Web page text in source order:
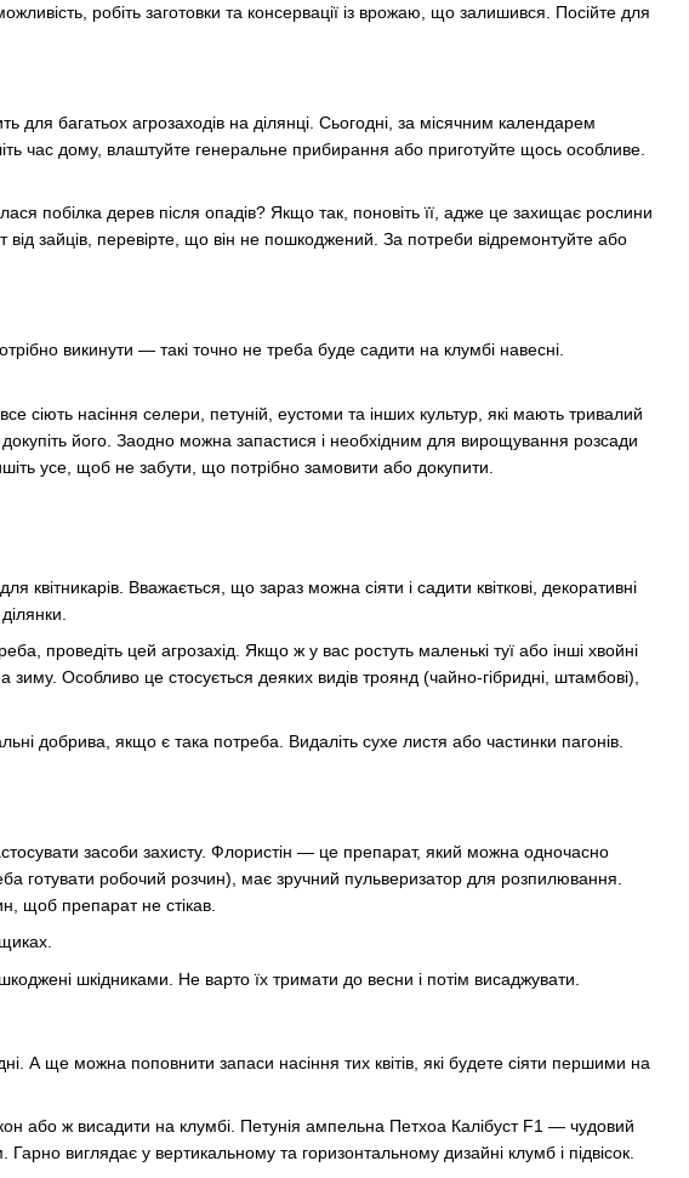
робіть заготовки та консервації із врожаю, що залишився. Посійте для
для багатьох агрозаходів на ділянці. Сьогодні, за місячним календарем
час дому, влаштуйте генеральне прибирання або приготуйте щось особливе.
побілка дерев після опадів? Якщо так, поновіть її, адже це захищає рослини
від зайців, перевірте, що він не пошкоджений. За потреби відремонтуйте або
викинути — такі точно не треба буде садити на клумбі навесні.
сіють насіння селери, петуній, еустоми та інших культур, які мають тривалий
докупіть його. Заодно можна запастися і необхідним для вирощування розсади
усе, щоб не забути, що потрібно замовити або докупити.
Вважається, що зараз можна сіяти і садити квіткові, декоративні
проведіть цей агрозахід. Якщо ж у вас ростуть маленькі туї або інші хвойні
зиму. Особливо це стосується деяких видів троянд (чайно-гібридні, штамбові),
добрива, якщо є така потреба. Видаліть сухе листя або частинки пагонів.
засоби захисту. Флористін — це препарат, який можна одночасно
готувати робочий розчин), має зручний пульверизатор для розпилювання.
щоб препарат не стікав.
шкідниками. Не варто їх тримати до весни і потім висаджувати.
А ще можна поповнити запаси насіння тих квітів, які будете сіяти першими на
або ж висадити на клумбі. Петунія ампельна Петхоа Калібуст F1 — чудовий
виглядає у вертикальному та горизонтальному дизайні клумб і підвісок.